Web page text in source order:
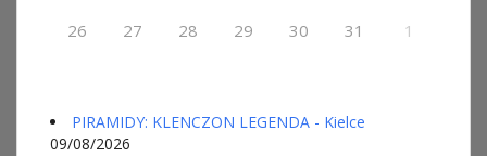
26 27 28 29 30 31 1
PIRAMIDY: KLENCZON LEGENDA - Kielce
09/08/2026